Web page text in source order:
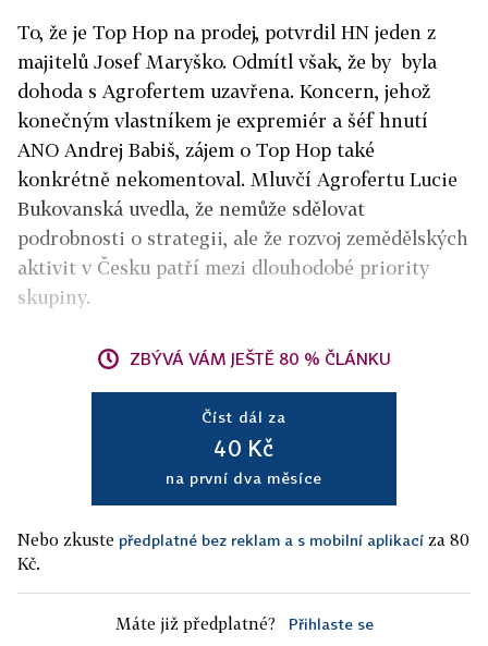
To, že je Top Hop na prodej, potvrdil HN jeden z
majitelů Josef Maryško. Odmítl však, že by byla
dohoda s Agrofertem uzavřena. Koncern, jehož
konečným vlastníkem je expremiér a šéf hnutí
ANO Andrej Babiš, zájem o Top Hop také
konkrétně nekomentoval. Mluvčí Agrofertu Lucie
Bukovanská uvedla, že nemůže sdělovat
podrobnosti o strategii, ale že rozvoj zemědělských
aktivit v Česku patří mezi dlouhodobé priority
skupiny.
ZBÝVÁ VÁM JEŠTĚ 80 % ČLÁNKU
Číst dál za
40 Kč
na první dva měsíce
Nebo zkuste předplatné bez reklam a s mobilní aplikací za 80
Kč.
Máte již předplatné? Přihlaste se